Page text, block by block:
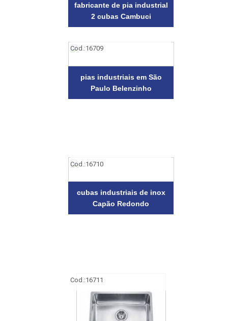
fabricante de pia industrial
2 cubas Cambuci
Cod.:16709
pias industriais em São
Paulo Belenzinho
Cod.:16710
cubas industriais de inox
Capão Redondo
Cod.:16711